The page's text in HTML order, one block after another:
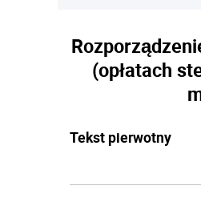
(opłatach
Tekst pierwotny